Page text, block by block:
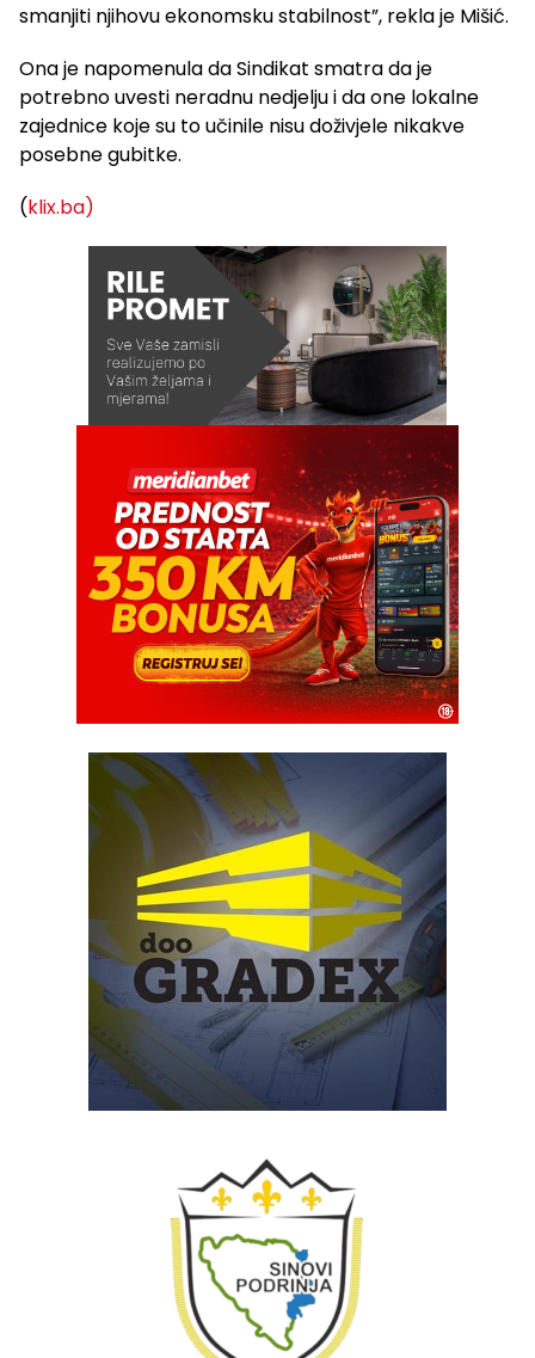
smanjiti njihovu ekonomsku stabilnost”, rekla je Mišić.
Ona je napomenula da Sindikat smatra da je
potrebno uvesti neradnu nedjelju i da one lokalne
zajednice koje su to učinile nisu doživjele nikakve
posebne gubitke.
(klix.ba)